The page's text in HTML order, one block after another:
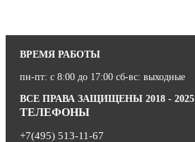
ВРЕМЯ РАБОТЫ
пн-пт: с 8:00 до 17:00 сб-вс: выходные
ВСЕ ПРАВА ЗАЩИЩЕНЫ 2018 - 2025
ТЕЛЕФОНЫ
+7(495) 513-11-67